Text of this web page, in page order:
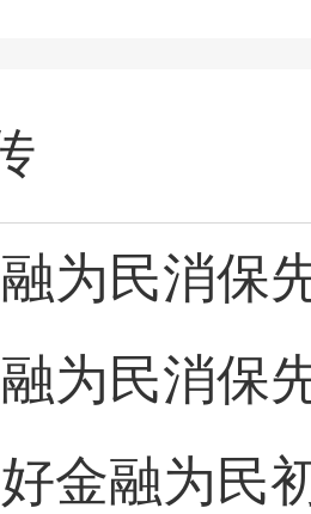
为民消保
为民消保
金融为民